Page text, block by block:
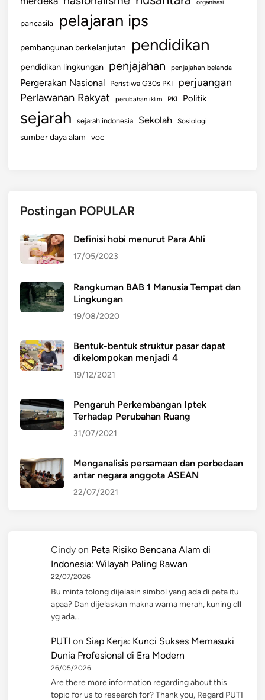
k
organisasi
pancasila pelajaran ips
pembangunan berkelanjutan pendidikan
pendidikan lingkungan penjajahan penjajahan belanda
Pergerakan Nasional Peristiwa G30s PKI perjuangan
Perlawanan Rakyat perubahan iklim PKI Politik
sejarah sejarah indonesia Sekolah Sosiologi
sumber daya alam voc
Postingan POPULAR
Definisi hobi menurut Para Ahli
17/05/2023
Rangkuman BAB 1 Manusia Tempat dan
Lingkungan
19/08/2020
Bentuk-bentuk struktur pasar dapat
dikelompokan menjadi 4
19/12/2021
Pengaruh Perkembangan Iptek
Terhadap Perubahan Ruang
31/07/2021
Menganalisis persamaan dan perbedaan
antar negara anggota ASEAN
22/07/2021
Cindy on Peta Risiko Bencana Alam di
Indonesia: Wilayah Paling Rawan
22/07/2026
Bu minta tolong dijelasin simbol yang ada di peta itu
apaa? Dan dijelaskan makna warna merah, kuning dll
yg ada…
PUTI on Siap Kerja: Kunci Sukses Memasuki
Dunia Profesional di Era Modern
26/05/2026
Are there more information regarding about this
topic for us to research for? Thank you, Regard PUTI